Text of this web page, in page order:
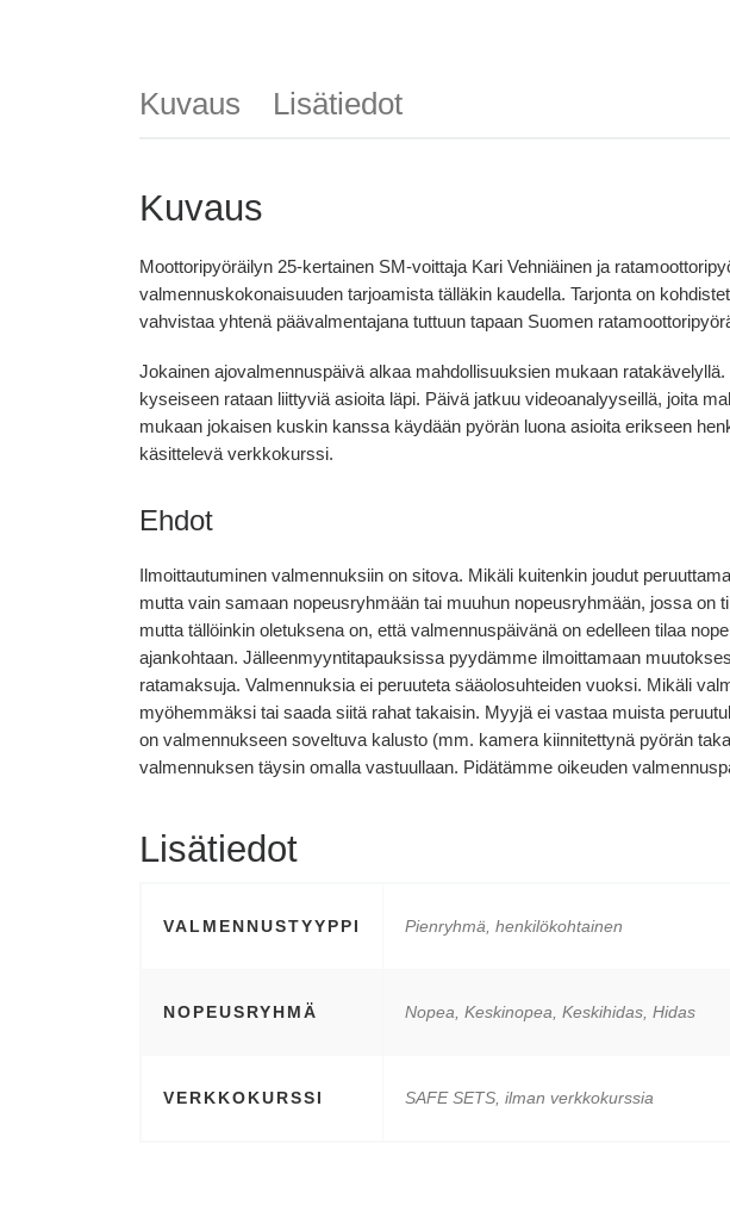
Kuvaus Lisätiedot
Kuvaus
Moottoripyöräilyn 25-kertainen SM-voittaja Kari Vehniäinen ja
valmennuskokonaisuuden tarjoamista tälläkin kaudella. Tarjonta on
vahvistaa yhtenä päävalmentajana tuttuun tapaan Suomen
Jokainen ajovalmennuspäivä alkaa mahdollisuuksien mukaan
kyseiseen rataan liittyviä asioita läpi. Päivä jatkuu videoanalyyseillä, joita
mukaan jokaisen kuskin kanssa käydään pyörän luona asioita erikseen
käsittelevä verkkokurssi.
Ehdot
Ilmoittautuminen valmennuksiin on sitova. Mikäli kuitenkin joudut
mutta vain samaan nopeusryhmään tai muuhun nopeusryhmään, jossa
mutta tällöinkin oletuksena on, että valmennuspäivänä on edelleen tilaa
ajankohtaan. Jälleenmyyntitapauksissa pyydämme ilmoittamaan
ratamaksuja. Valmennuksia ei peruuteta sääolosuhteiden vuoksi. Mikäli
myöhemmäksi tai saada siitä rahat takaisin. Myyjä ei vastaa muista
on valmennukseen soveltuva kalusto (mm. kamera kiinnitettynä pyörän
valmennuksen täysin omalla vastuullaan. Pidätämme oikeuden
Lisätiedot
VALMENNUSTYYPPI Pienryhmä, henkilökohtainen
NOPEUSRYHMÄ Nopea, Keskinopea, Keskihidas, Hidas
VERKKOKURSSI SAFE SETS, ilman verkkokurssia